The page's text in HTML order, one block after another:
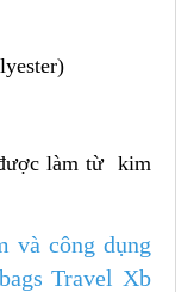
làm từ kim
và công dụng
Travel Xb